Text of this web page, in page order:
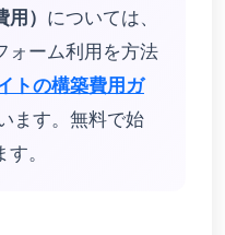
） については、
ォーム利用を方法
トの構築費用ガ
ます。無料で始
。